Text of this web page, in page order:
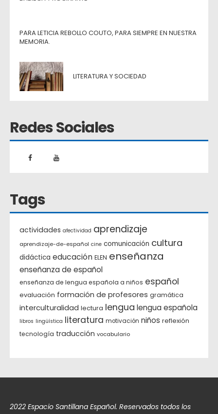
PARA LETICIA REBOLLO COUTO, PARA SIEMPRE EN NUESTRA
MEMORIA.
LITERATURA Y SOCIEDAD
Redes Sociales
Tags
actividades afectividad aprendizaje
aprendizaje-de-español cine comunicación cultura
didáctica educación ELEN enseñanza
enseñanza de español
enseñanza de lengua española a niños español
evaluación formación de profesores gramática
interculturalidad lectura lengua lengua española
libros lingüística literatura motivación niños reflexión
tecnología traducción vocabulario
2022 Espacio Santillana Español. Reservados todos los